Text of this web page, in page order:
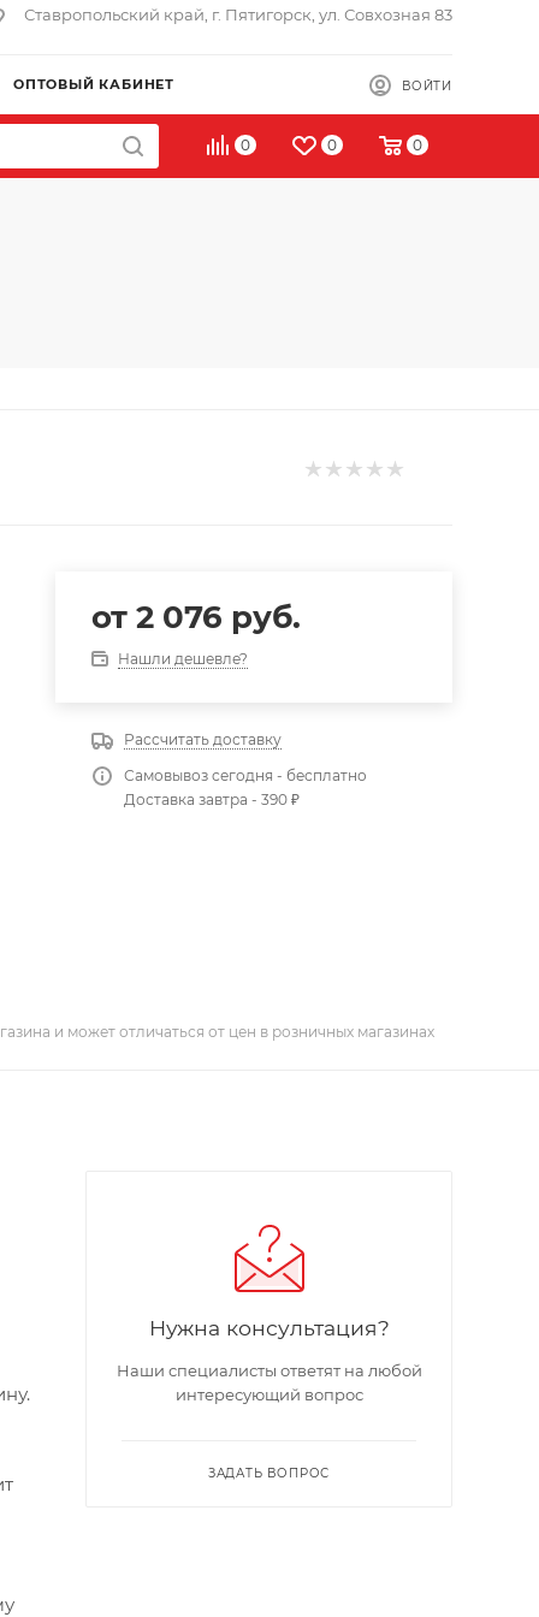
Ставропольский край, г. Пятигорск, ул. Совхозная 83
ОПТОВЫЙ КАБИНЕТ ВОЙТИ
0 0 0
от 2 076 руб.
Нашли дешевле?
Рассчитать доставку
Самовывоз сегодня - бесплатно
Доставка завтра - 390 ₽
и может отличаться от цен в розничных магазинах
Нужна консультация?
Наши специалисты ответят на любой
интересующий вопрос
ЗАДАТЬ ВОПРОС